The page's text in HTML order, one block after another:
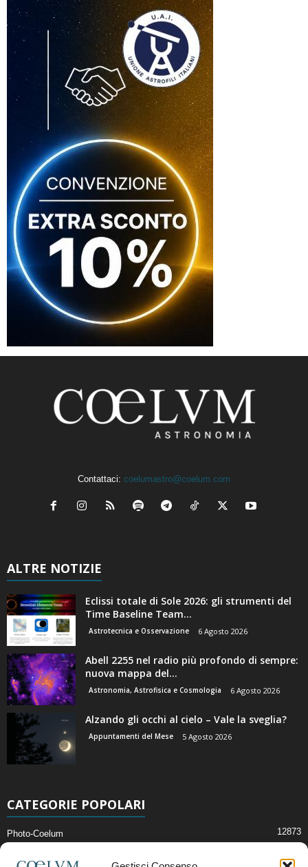
Contattaci: coelumastro@coelum.com
ALTRE NOTIZIE
Eclissi totale di Sole 2026: gli strumenti del
Time Baseline Team...
Astrotecnica e Osservazione 6 Agosto 2026
Abell 2255 nel radio più profondo di sempre:
nuova mappa del...
Astronomia, Astrofisica e Cosmologia 6 Agosto 2026
Alzando gli occhi al cielo – Vale la sveglia?
Appuntamenti del Mese 5 Agosto 2026
CATEGORIE POPOLARI
Photo-Coelum 12873